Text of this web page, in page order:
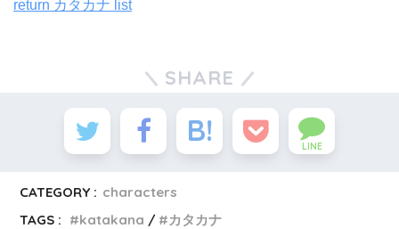
return カタカナ list
SHARE
LINE
CATEGORY : characters
TAGS :
katakana カタカナ